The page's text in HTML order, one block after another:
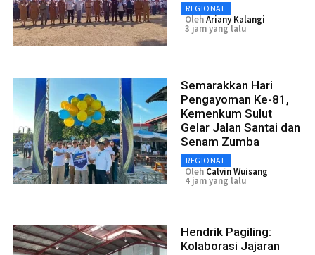
REGIONAL
OlehAriany Kalangi
3 jam yang lalu
Semarakkan Hari
Pengayoman Ke-81,
Kemenkum Sulut
Gelar Jalan Santai dan
Senam Zumba
REGIONAL
Oleh Calvin Wuisang
4 jam yang lalu
Hendrik Pagiling:
Kolaborasi Jajaran